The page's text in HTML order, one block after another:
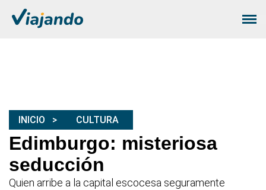
INICIO CULTURA
Edimburgo: misteriosa
seducción
Quien arribe a la capital escocesa seguramente